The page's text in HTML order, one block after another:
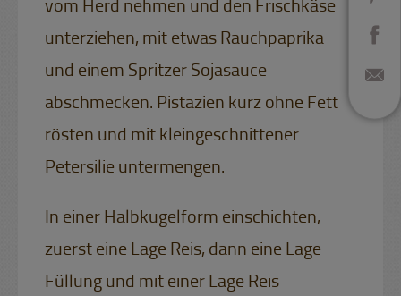
vom Herd nehmen und den Frischkäse
unterziehen, mit etwas Rauchpaprika
und einem Spritzer Sojasauce
abschmecken. Pistazien kurz ohne Fett
rösten und mit kleingeschnittener
Petersilie untermengen.
In einer Halbkugelform einschichten,
zuerst eine Lage Reis, dann eine Lage
Füllung und mit einer Lage Reis